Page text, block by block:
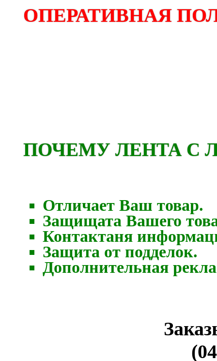
ОПЕРАТИВНАЯ
ПОЧЕМУ ЛЕНТА С
Отличает Ваш товар.
Защищата Вашего
Контактаня
Защита от подделок.
Дополнительная